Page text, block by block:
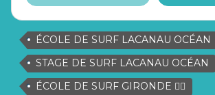
ÉCOLE DE SURF LACANAU OCÉAN
STAGE DE SURF LACANAU OCÉAN
ÉCOLE DE SURF GIRONDE 🏄🏿